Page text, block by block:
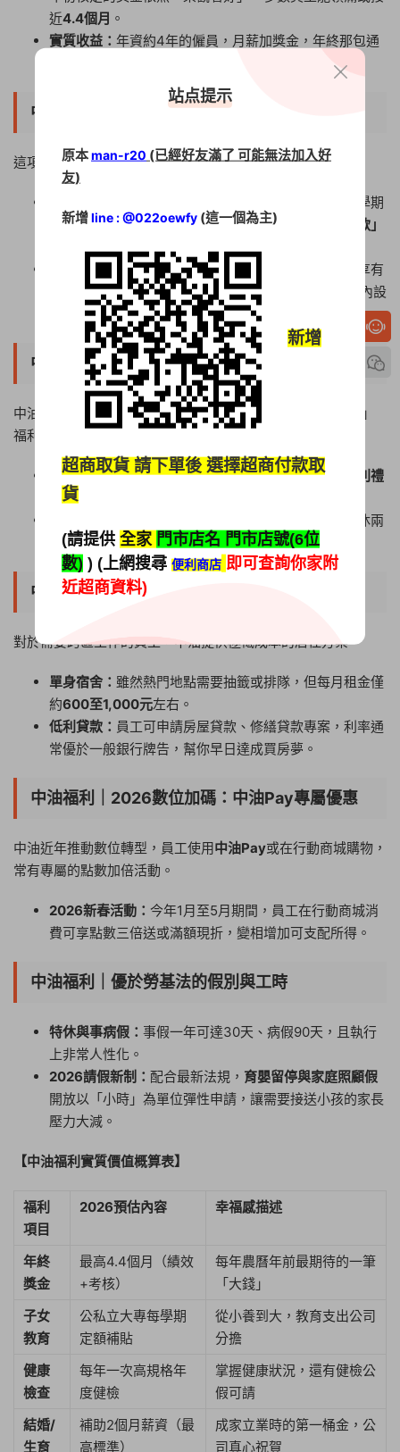
近4.4個月 。
實質收益： 年資約4年的僱員，月薪加獎金，年終那包通
中油福利｜子女教育與全家醫療補助
這項福利對有家庭的人來說是巨大的減壓。
從國小到大學都有定額補貼，大學補助每學期
可領數千至上萬元，更有 「子女就讀大專院校教育貸款」
專案協助。
眷屬醫療優惠：中油員工及其眷屬在特約醫院就診，享有
門診與住院費用 最高50%的補貼。部分大型廠區甚至內設
診療所，看病省錢又方便。
中油福利｜三節與生活津貼（福委會大紅包）
中油的職工福利委員會（福委會）預算雄厚，各類「現金感」
福利非常多：
三節與生日：春節、端午、中秋固定發放數千元的
福利禮
金或禮券
，只要連休兩
天以上即可申請，鼓勵員工帶家人出遊。
中油福利｜居住與宿舍福利
對於需要跨區工作的員工，中油提供極低成本的居住方案。
單身宿舍： 雖然熱門地點需要抽籤或排隊，但每月租金僅
約600至1,000元左右。
低利貸款： 員工可申請房屋貸款、修繕貸款專案，利率通
常優於一般銀行牌告，幫你早日達成買房夢。
中油福利｜2026數位加碼：中油Pay專屬優惠
中油近年推動數位轉型，員工使用中油Pay或在行動商城購物，
常有專屬的點數加倍活動。
2026新春活動： 今年1月至5月期間，員工在行動商城消
費可享點數三倍送或滿額現折，變相增加可支配所得。
中油福利｜優於勞基法的假別與工時
特休與事病假： 事假一年可達30天、病假90天，且執行
上非常人性化。
2026請假新制： 配合最新法規， 育嬰留停與家庭照顧假
開放以「小時」為單位彈性申請，讓需要接送小孩的家長
壓力大減。
【中油福利實質價值概算表】
福利
項目
2026預估內容 幸福感描述
年終
獎金
最高4.4個月（績效
+考核）
每年農曆年前最期待的一筆
「大錢」
子女
教育
公私立大專每學期
定額補貼
從小養到大，教育支出公司
分擔
健康
檢查
每年一次高規格年
度健檢
掌握健康狀況，還有健檢公
假可請
結婚/
生育
補助2個月薪資（最
高標準）
成家立業時的第一桶金，公
司真心祝賀
站点提示
原本man-r20 (已經好友滿了 可能無法加入好
友)
新增line : @022oewfy (這一個為主)
新增
超商取貨 請下單後 選擇超商付款取
貨
(請提供 全家 門市店名 門市店號(6位
數) ) (上網搜尋 便利商店 即可查詢你家附
近超商資料)